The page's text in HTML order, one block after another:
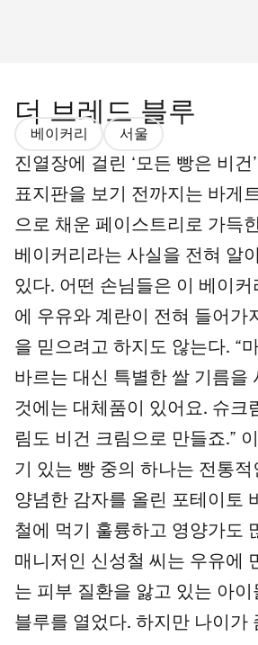
더 브레드 블루
베이커리 서울
진열장에 걸린 ‘모든 빵은 비건
표지판을 보기 전까지는 바게
으로 채운 페이스트리로 가득
베이커리라는 사실을 전혀 알
있다. 어떤 손님들은 이 베이
에 우유와 계란이 전혀 들어가
을 믿으려고 하지도 않는다. “
바르는 대신 특별한 쌀 기름을
것에는 대체품이 있어요. 슈크
림도 비건 크림으로 만들죠.”
기 있는 빵 중의 하나는 전통적
양념한 감자를 올린 포테이토
철에 먹기 훌륭하고 영양가도
매니저인 신성철 씨는 우유에
는 피부 질환을 앓고 있는 아
블루를 열었다. 하지만 나이가